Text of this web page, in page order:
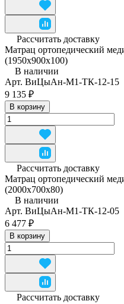
Рассчитать доставку
Матрац ортопедический
(1950x900x100)
В наличии
Арт. ВиЦыАн-М1-ТК-12-15
9 135 ₽
В корзину
Рассчитать доставку
Матрац ортопедический
(2000x700x80)
В наличии
Арт. ВиЦыАн-М1-ТК-12-05
6 477 ₽
В корзину
Рассчитать доставку